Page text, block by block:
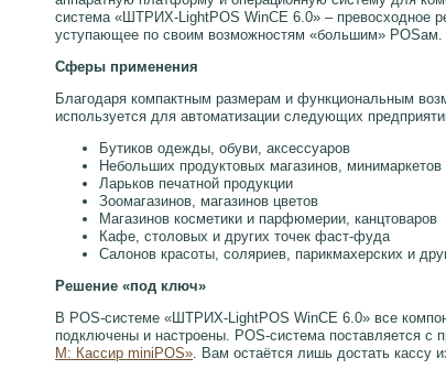
система «ШТРИХ-LightPOS WinCE 6.0» – превосходное
уступающее по своим возможностям «большим» POSам.
Сферы применения
Благодаря компактным размерам и функциональным
используется для автоматизации следующих
Бутиков одежды, обуви, аксессуаров
Небольших продуктовых магазинов,
Ларьков печатной продукции
Зоомагазинов, магазинов цветов
Магазинов косметики и парфюмерии, канцтоваров
Кафе, столовых и других точек фаст-фуда
Салонов красоты, соляриев, парикмахерских и
Решение «под ключ»
В POS-системе «ШТРИХ-LightPOS WinCE 6.0» все
подключены и настроены. POS-система поставляется с
М: Кассир miniPOS». Вам остаётся лишь достать кассу